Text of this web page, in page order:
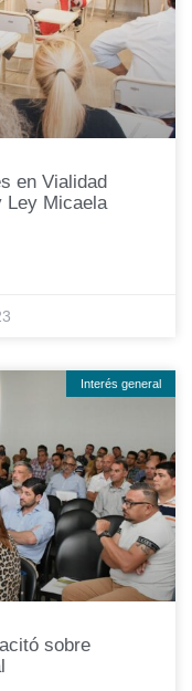
en Vialidad
Ley Micaela
Interés general
sobre